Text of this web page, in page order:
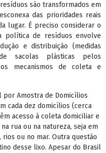
são transformados em
das prioridades reais
lugar. É preciso considerar o
política de resíduos envolve
e distribuição (medidas
sacolas plásticas pelos
mecanismos de coleta e
por Amostra de Domicílios
cada dez domicílios (cerca
acesso à coleta domiciliar e
rua ou na natureza, seja em
ou no mar. Outra questão
desse lixo. Apesar do Brasil